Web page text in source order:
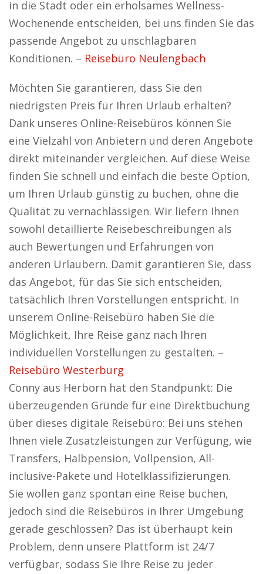
in die Stadt oder ein erholsames Wellness-
Wochenende entscheiden, bei uns finden Sie das
passende Angebot zu unschlagbaren
Konditionen. – Reisebüro Neulengbach
Möchten Sie garantieren, dass Sie den
niedrigsten Preis für Ihren Urlaub erhalten?
Dank unseres Online-Reisebüros können Sie
eine Vielzahl von Anbietern und deren Angebote
direkt miteinander vergleichen. Auf diese Weise
finden Sie schnell und einfach die beste Option,
um Ihren Urlaub günstig zu buchen, ohne die
Qualität zu vernachlässigen. Wir liefern Ihnen
sowohl detaillierte Reisebeschreibungen als
auch Bewertungen und Erfahrungen von
anderen Urlaubern. Damit garantieren Sie, dass
das Angebot, für das Sie sich entscheiden,
tatsächlich Ihren Vorstellungen entspricht. In
unserem Online-Reisebüro haben Sie die
Möglichkeit, Ihre Reise ganz nach Ihren
individuellen Vorstellungen zu gestalten. –
Reisebüro Westerburg
Conny aus Herborn hat den Standpunkt: Die
überzeugenden Gründe für eine Direktbuchung
über dieses digitale Reisebüro: Bei uns stehen
Ihnen viele Zusatzleistungen zur Verfügung, wie
Transfers, Halbpension, Vollpension, All-
inclusive-Pakete und Hotelklassifizierungen.
Sie wollen ganz spontan eine Reise buchen,
jedoch sind die Reisebüros in Ihrer Umgebung
gerade geschlossen? Das ist überhaupt kein
Problem, denn unsere Plattform ist 24/7
verfügbar, sodass Sie Ihre Reise zu jeder